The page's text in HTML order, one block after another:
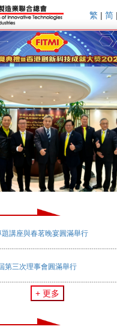
繁 | 简 |
講座與春茗晚宴圓滿舉行
第三次理事會圓滿舉行
+ 更多